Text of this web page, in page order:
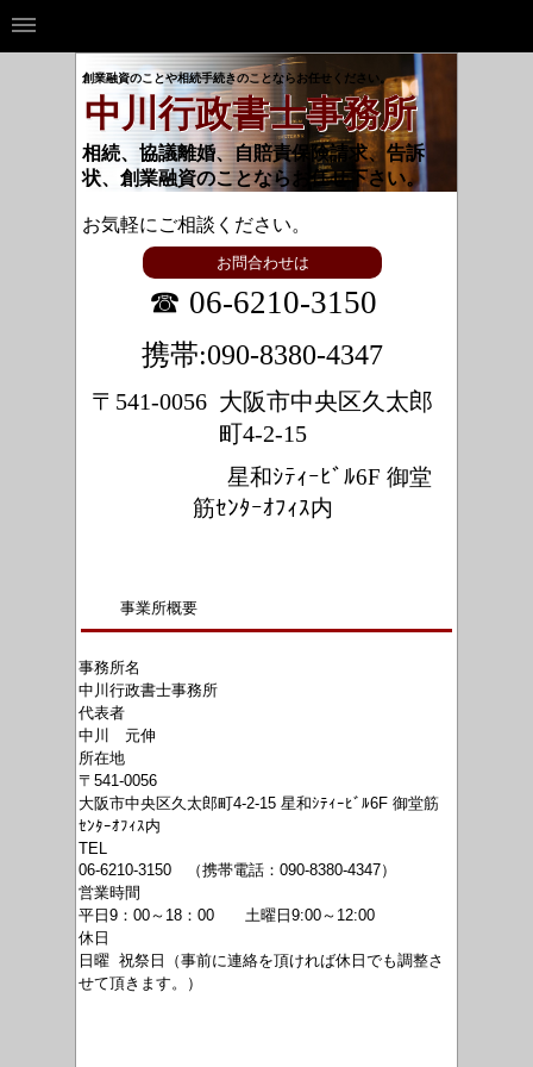
創業融資のことや相続手続きのことならお任せください。
中川行政書士事務所
相続、協議離婚、自賠責保険請求、告訴
状、創業融資のことならお任せ下さい。
お気軽にご相談ください。
お問合わせは
☎ 06-6210-3150
携帯:090-8380-4347
〒541-0056 大阪市中央区久太郎
町4-2-15
星和ｼﾃｨｰﾋﾞﾙ6F 御堂
筋ｾﾝﾀｰｵﾌｨｽ内
事業所概要
事務所名
中川行政書士事務所
代表者
中川 元伸
所在地
〒541-0056
大阪市中央区久太郎町4-2-15 星和ｼﾃｨｰﾋﾞﾙ6F 御堂筋
ｾﾝﾀｰｵﾌｨｽ内
TEL
06-6210-3150 （携帯電話：090-8380-4347）
営業時間
平日9：00～18：00 土曜日9:00～12:00
休日
日曜 祝祭日（事前に連絡を頂ければ休日でも調整さ
せて頂きます。）